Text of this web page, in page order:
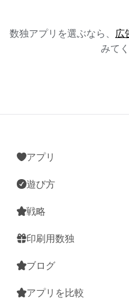
数独アプリを選ぶなら、 広
みて
アプリ
遊び方
戦略
印刷用数独
ブログ
アプリを比較